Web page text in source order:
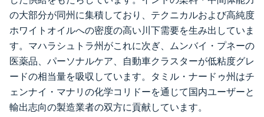
の大部分が同州に集積しており、テクニカルおよび高純度
ホワイトオイルへの密度の高い川下需要を生み出していま
す。マハラシュトラ州がこれに次ぎ、ムンバイ・プネーの
医薬品、パーソナルケア、自動車クラスターが低粘度グレ
ードの相当量を吸収しています。タミル・ナードゥ州はチ
ェンナイ・マナリの化学コリドーを通じて国内ユーザーと
輸出志向の製造業者の双方に貢献しています。